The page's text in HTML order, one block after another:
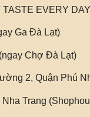
EVERY
Ga Đà Lạt)
Chợ Đà Lạt)
2, Quận Phú
Trang